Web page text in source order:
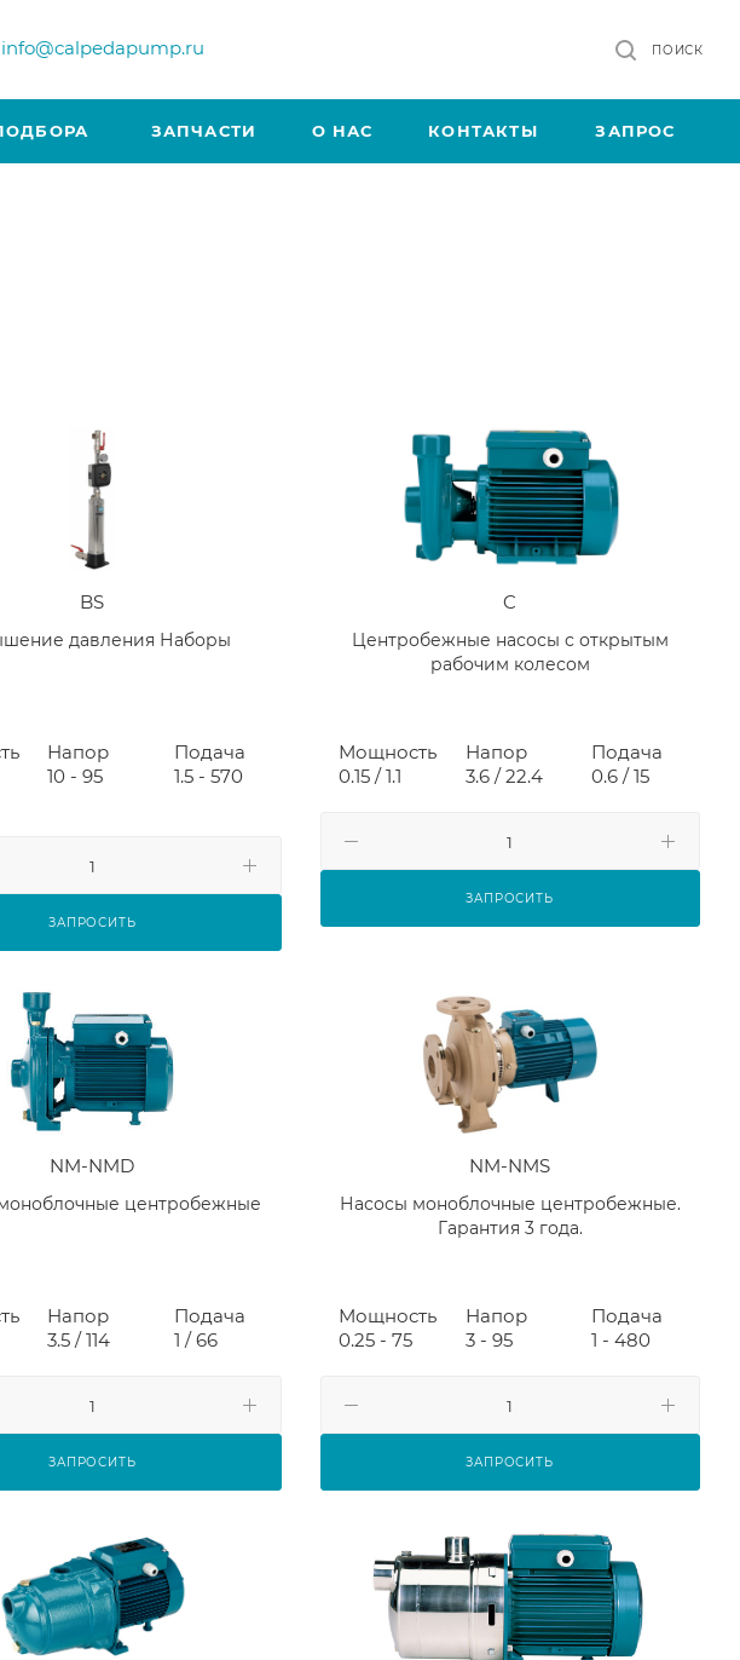
info@calpedapump.ru ПОИСК
ЗАПЧАСТИ О НАС КОНТАКТЫ ЗАПРОС
BS
давления Наборы
Напор
10 - 95
Подача
1.5 - 570
ЗАПРОСИТЬ
C
Центробежные насосы с открытым
рабочим колесом
Мощность
0.15 / 1.1
Напор
3.6 / 22.4
Подача
0.6 / 15
ЗАПРОСИТЬ
NM-NMD
центробежные
Напор
3.5 / 114
Подача
1 / 66
ЗАПРОСИТЬ
NM-NMS
Насосы моноблочные центробежные.
Гарантия 3 года.
Мощность
0.25 - 75
Напор
3 - 95
Подача
1 - 480
ЗАПРОСИТЬ